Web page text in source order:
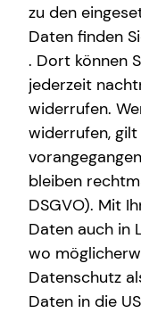
Sach- und
Expat
Hausnummer
Postleitzahl
Telefonnummer
E-Mail
zu den
Daten finden
. Dort können
jederzeit
widerrufen.
widerrufen,
bleiben
DSGVO). Mit
Daten auch in
wo
Datenschutz
Daten in die